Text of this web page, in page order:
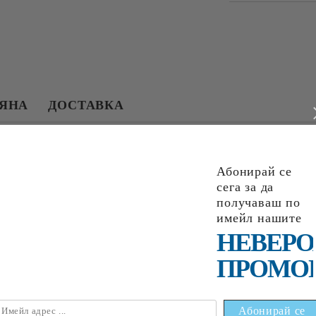
ДОСТАВКА
НАЙ-ПРОДАВАНИ
Абонирай се
сега за да
получаваш по
имейл нашите